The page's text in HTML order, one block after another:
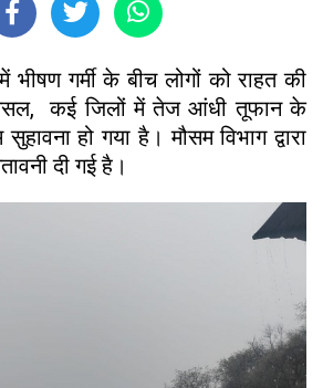
भीषण गर्मी के बीच लोगों को राहत की
कई जिलों में तेज आंधी तूफान के
हो गया है। मौसम विभाग द्वारा
दी गई है।